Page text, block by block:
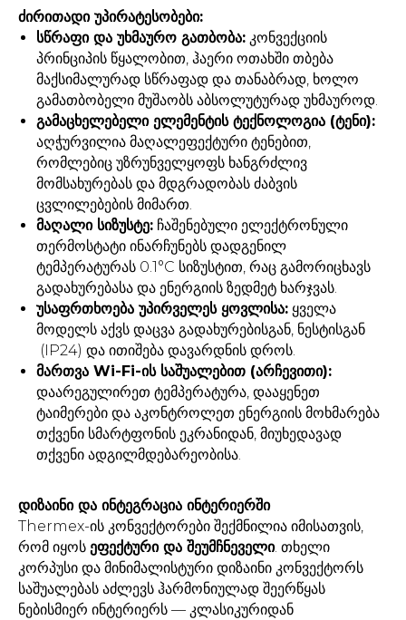
ძირითადი უპირატესობები:
სწრაფი და უხმაურო გათბობა: კონვექციის
პრინციპის წყალობით, ჰაერი ოთახში თბება
მაქსიმალურად სწრაფად და თანაბრად, ხოლო
გამათბობელი მუშაობს აბსოლუტურად უხმაუროდ.
გამაცხელებელი ელემენტის ტექნოლოგია (ტენი):
აღჭურვილია მაღალეფექტური ტენებით,
რომლებიც უზრუნველყოფს ხანგრძლივ
მომსახურებას და მდგრადობას ძაბვის
ცვლილებების მიმართ.
მაღალი სიზუსტე: ჩაშენებული ელექტრონული
თერმოსტატი ინარჩუნებს დადგენილ
ტემპერატურას 0.1°C სიზუსტით, რაც გამორიცხავს
გადახურებასა და ენერგიის ზედმეტ ხარჯვას.
უსაფრთხოება უპირველეს ყოვლისა: ყველა
მოდელს აქვს დაცვა გადახურებისგან, ნესტისგან
(IP24) და ითიშება დავარდნის დროს.
მართვა Wi-Fi-ის საშუალებით (არჩევითი):
დაარეგულირეთ ტემპერატურა, დააყენეთ
ტაიმერები და აკონტროლეთ ენერგიის მოხმარება
თქვენი სმარტფონის ეკრანიდან, მიუხედავად
თქვენი ადგილმდებარეობისა.
დიზაინი და ინტეგრაცია ინტერიერში
Thermex-ის კონვექტორები შექმნილია იმისათვის,
რომ იყოს ეფექტური და შეუმჩნეველი. თხელი
კორპუსი და მინიმალისტური დიზაინი კონვექტორს
საშუალებას აძლევს ჰარმონიულად შეერწყას
ნებისმიერ ინტერიერს — კლასიკურიდან